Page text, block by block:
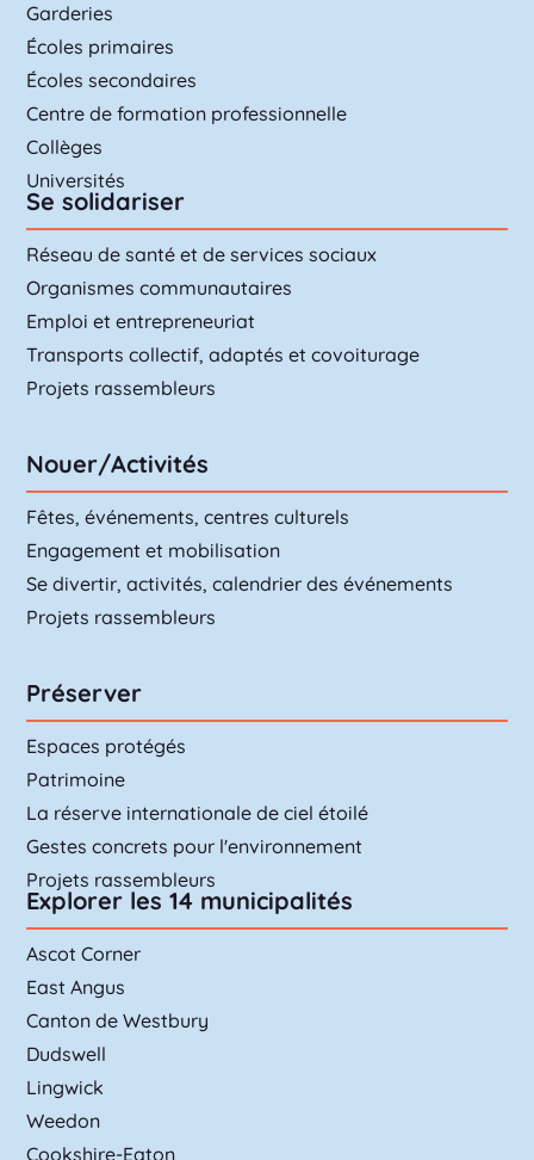
Garderies
Écoles primaires
Écoles secondaires
Centre de formation professionnelle
Collèges
Universités
Se solidariser
Réseau de santé et de services sociaux
Organismes communautaires
Emploi et entrepreneuriat
Transports collectif, adaptés et covoiturage
Projets rassembleurs
Nouer/Activités
Fêtes, événements, centres culturels
Engagement et mobilisation
Se divertir, activités, calendrier des événements
Projets rassembleurs
Préserver
Espaces protégés
Patrimoine
La réserve internationale de ciel étoilé
Gestes concrets pour l'environnement
Projets rassembleurs
Explorer les 14 municipalités
Ascot Corner
East Angus
Canton de Westbury
Dudswell
Lingwick
Weedon
Cookshire-Eaton